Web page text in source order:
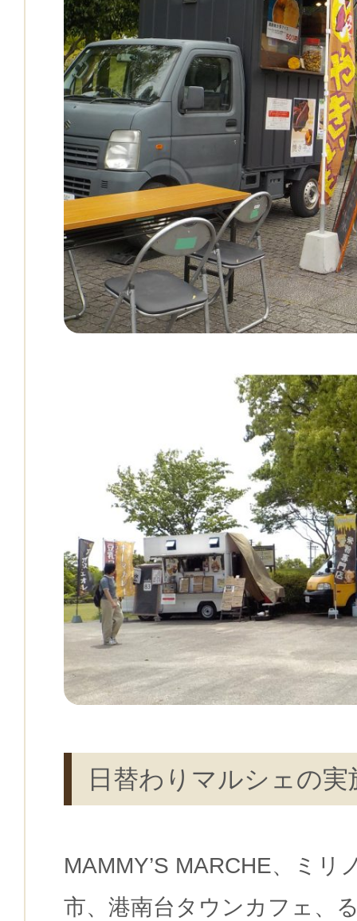
日替わりマルシェの実
MAMMY’S MARCHE、ミリ
市、港南台タウンカフェ、